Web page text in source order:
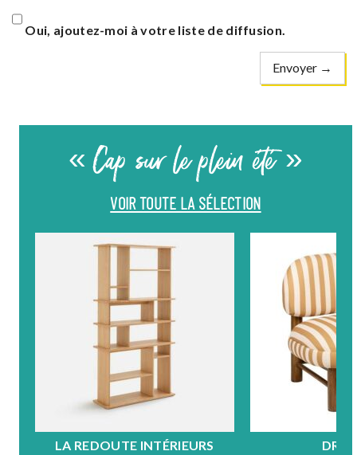
Oui, ajoutez-moi à votre liste de diffusion.
« Cap sur le plein été »
VOIR TOUTE LA SÉLECTION
LA REDOUTE INTÉRIEURS